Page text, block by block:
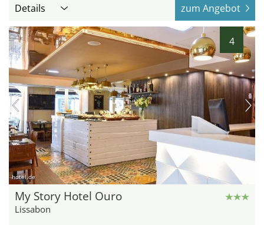
Details zum Angebot
4
hotel.de
My Story Hotel Ouro
Lissabon